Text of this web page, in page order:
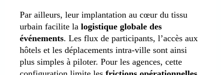
Par ailleurs, leur implantation au cœur du tissu
urbain facilite la logistique globale des
événements. Les flux de participants, l’accès aux
hôtels et les déplacements intra-ville sont ainsi
plus simples à piloter. Pour les agences, cette